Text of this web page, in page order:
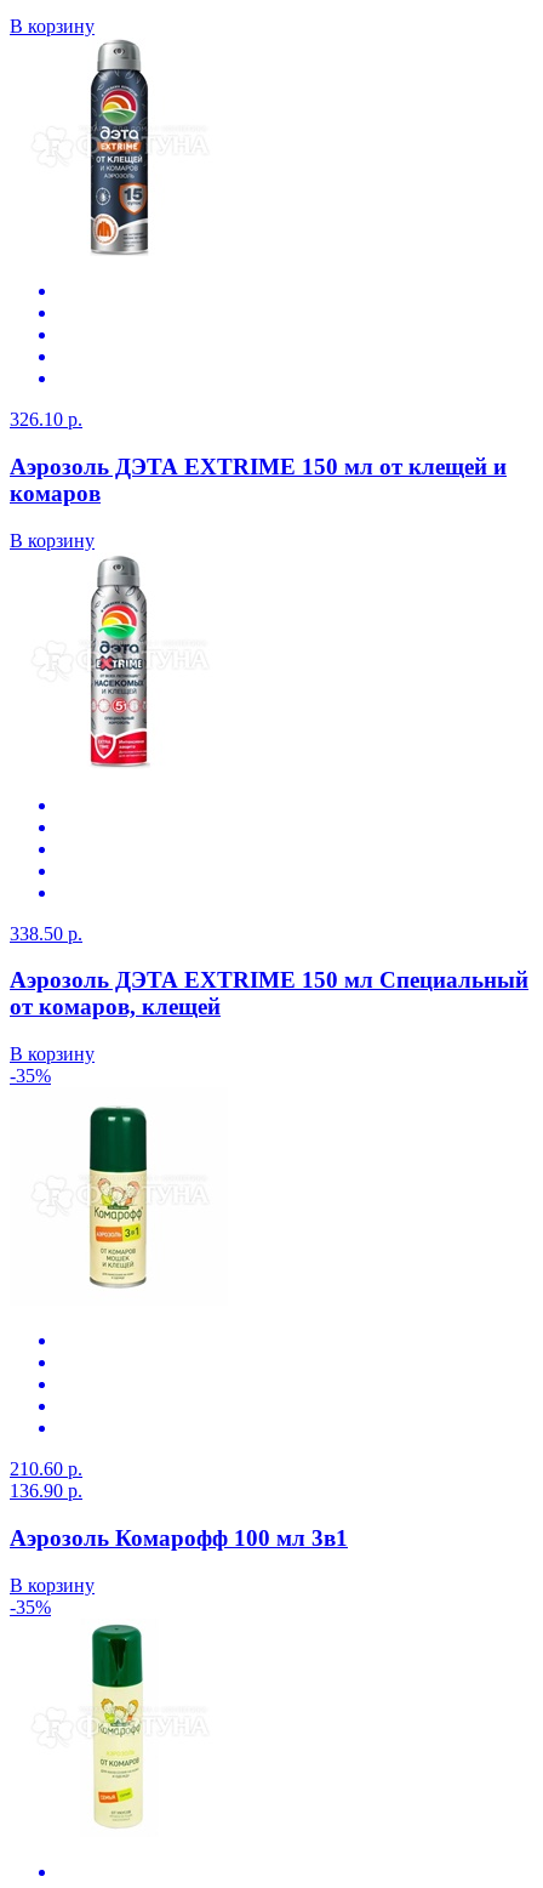
В корзину
326.10 р.
Аэрозоль ДЭТА EXTRIME 150 мл от клещей и
комаров
В корзину
338.50 р.
Аэрозоль ДЭТА EXTRIME 150 мл Специальный
от комаров, клещей
В корзину
-35%
210.60 р.
136.90 р.
Аэрозоль Комарофф 100 мл 3в1
В корзину
-35%